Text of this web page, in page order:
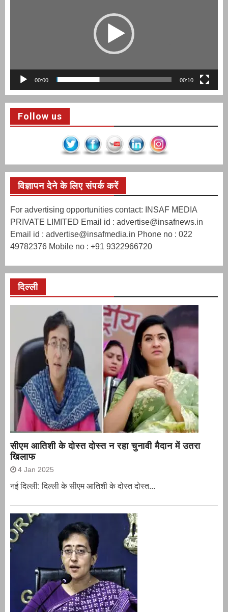
00:00 00:10
Follow us
विज्ञापन देने के लिए संपर्क करें
For advertising opportunities contact: INSAF MEDIA
PRIVATE LIMITED Email id : advertise@insafnews.in
Email id : advertise@insafmedia.in Phone no : 022
49782376 Mobile no : +91 9322966720
दिल्ली
सीएम आतिशी के दोस्त दोस्त न रहा चुनावी मैदान में उतरा
खिलाफ
4 Jan 2025
नई दिल्ली: दिल्ली के सीएम आतिशी के दोस्त दोस्त...